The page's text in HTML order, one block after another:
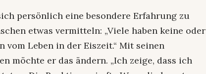
persönlich eine besondere Erfahrung zu
etwas vermitteln: „Viele haben keine oder
Leben in der Eiszeit.“ Mit seinen
möchte er das ändern. „Ich zeige, dass ich